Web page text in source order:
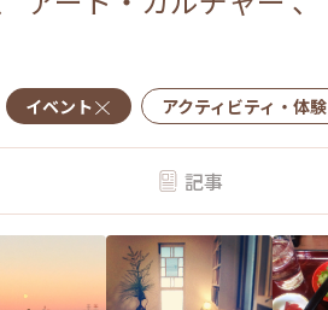
イベント アクティビティ・体験
記事